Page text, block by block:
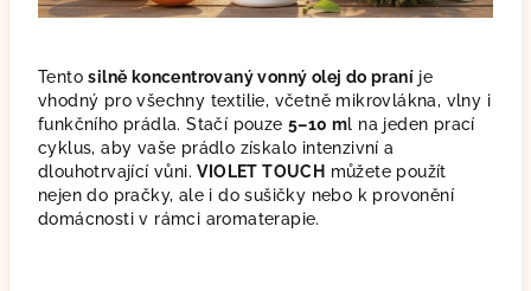
Tentosilně koncentrovaný vonný olej do praní je
vhodný pro všechny textilie, včetně mikrovlákna, vlny i
funkčního prádla. Stačí pouze 5–10 ml na jeden prací
cyklus, aby vaše prádlo získalo intenzivní a
dlouhotrvající vůni.VIOLET TOUCH můžete použít
nejen do pračky, ale i do sušičky nebo k provonění
domácnosti v rámci aromaterapie.